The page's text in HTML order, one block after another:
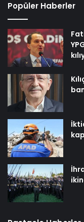
Popüler Haberler